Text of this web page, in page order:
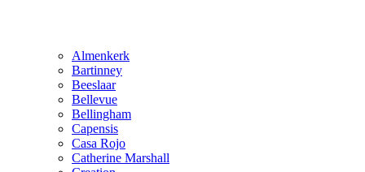
Almenkerk
Bartinney
Beeslaar
Bellevue
Bellingham
Capensis
Casa Rojo
Catherine Marshall